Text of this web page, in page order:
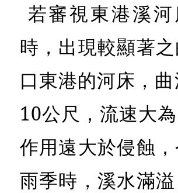
若審視東港溪
時，出現較顯著
口東港的河床，
10公尺，流速大
作用遠大於侵蝕
雨季時，溪水滿